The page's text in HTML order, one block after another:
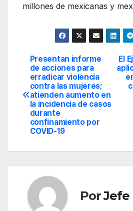
millones de mexicanas y
Navegación
de
entradas
El
Presentan informe
de acciones para
erradicar violencia
contra las mujeres;
atienden aumento en
la incidencia de casos
durante
confinamiento por
COVID-19
PorJefe